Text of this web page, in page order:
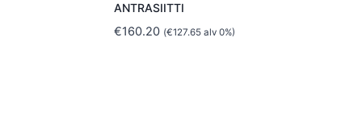
ANTRASIITTI
€160.20 (€127.65 alv 0%)